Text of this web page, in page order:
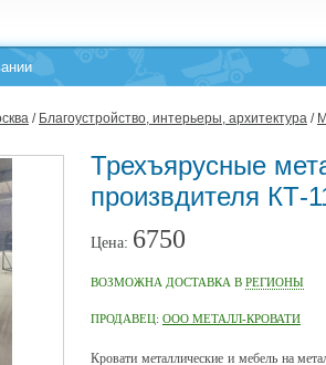
/ Благоустройство, интерьеры, архитектура /
Трехъярусные
произвдителя КТ-
Цена: 6750
ВОЗМОЖНА ДОСТАВКА В РЕГИОНЫ
ПРОДАВЕЦ: ООО МЕТАЛЛ-КРОВАТИ
Кровати металлические и мебель на